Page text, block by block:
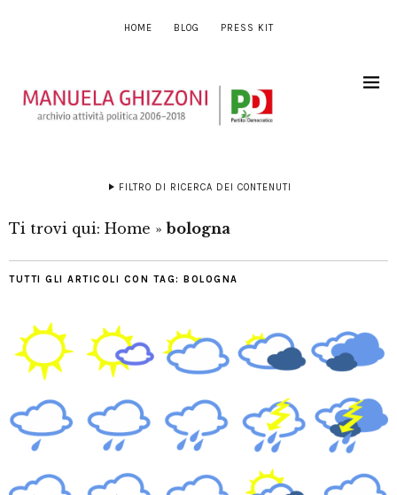
HOME BLOG PRESS KIT
FILTRO DI RICERCA DEI CONTENUTI
Ti trovi qui: Home »bologna
TUTTI GLI ARTICOLI CON TAG: BOLOGNA